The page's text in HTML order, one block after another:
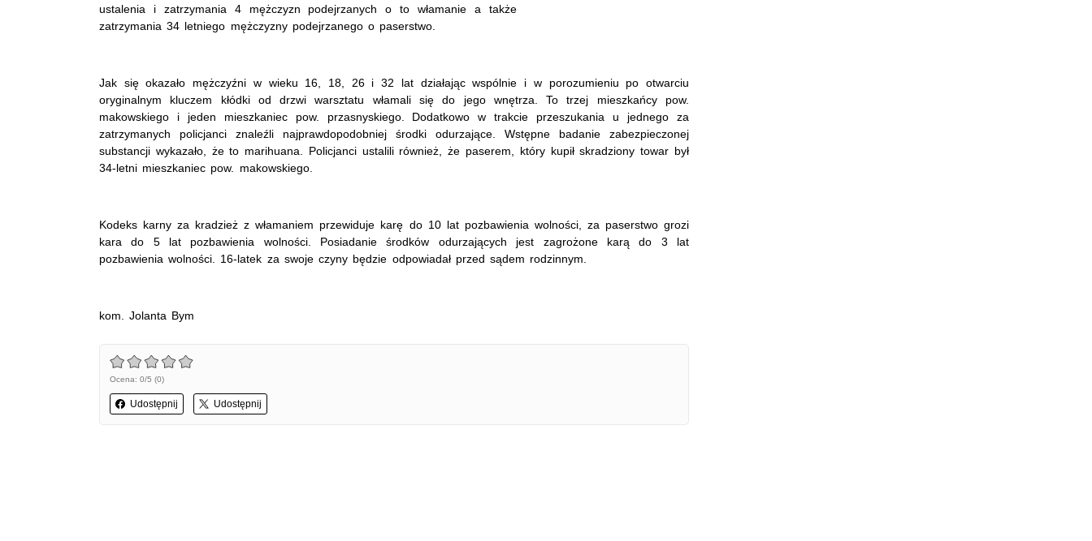
ustalenia i zatrzymania 4 mężczyzn podejrzanych o to włamanie a także
zatrzymania 34 letniego mężczyzny podejrzanego o paserstwo.
Jak się okazało mężczyźni w wieku 16, 18, 26 i 32 lat działając wspólnie i w porozumieniu po otwarciu
oryginalnym kluczem kłódki od drzwi warsztatu włamali się do jego wnętrza. To trzej mieszkańcy pow.
makowskiego i jeden mieszkaniec pow. przasnyskiego. Dodatkowo w trakcie przeszukania u jednego za
zatrzymanych policjanci znaleźli najprawdopodobniej środki odurzające. Wstępne badanie zabezpieczonej
substancji wykazało, że to marihuana. Policjanci ustalili również, że paserem, który kupił skradziony towar był
34-letni mieszkaniec pow. makowskiego.
Kodeks karny za kradzież z włamaniem przewiduje karę do 10 lat pozbawienia wolności, za paserstwo grozi
kara do 5 lat pozbawienia wolności. Posiadanie środków odurzających jest zagrożone karą do 3 lat
pozbawienia wolności. 16-latek za swoje czyny będzie odpowiadał przed sądem rodzinnym.
kom. Jolanta Bym
Ocena: 0/5 (0)
Udostępnij Udostępnij